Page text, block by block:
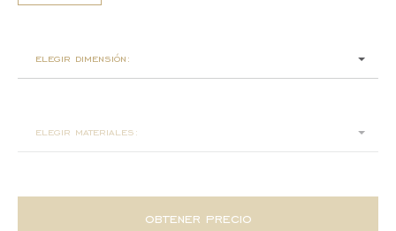
elegir dimensión:
elegir materiales:
obtener precio